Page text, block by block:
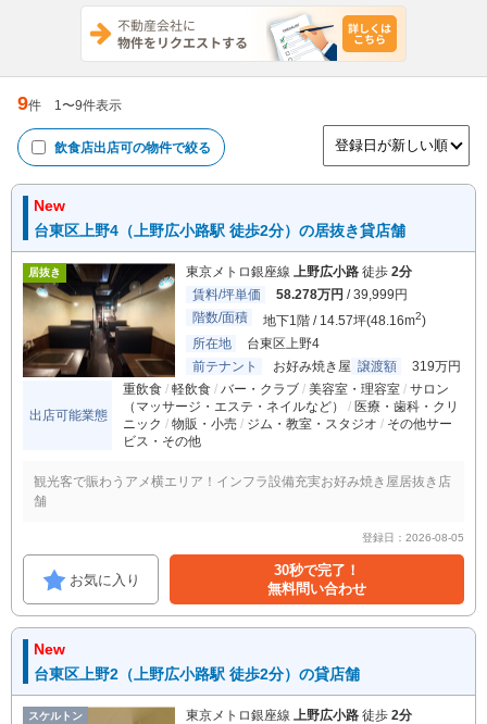
9件 1〜9件表示
飲食店出店可の物件で絞る
New
台東区上野4（上野広小路駅 徒歩2分）の居抜き貸店舗
居抜き 東京メトロ銀座線 上野広小路 徒歩 2分
賃料/坪単価
58.278万円 / 39,999円
階数/面積
地下1階 / 14.57坪(48.16m2)
所在地
台東区上野4
前テナント
お好み焼き屋 譲渡額 319万円
出店可能業態
重飲食 軽飲食 バー・クラブ 美容室・理容室
サロン
（マッサージ・エステ・ネイルなど）
医療・歯科・クリ
ニック
物販・小売 ジム・教室・スタジオ
その他サー
ビス・その他
観光客で賑わうアメ横エリア！インフラ設備充実お好み焼き屋居抜き店
舗
登録日：2026-08-05
お気に入り
30秒で完了！
無料問い合わせ
New
台東区上野2（上野広小路駅 徒歩2分）の貸店舗
スケルトン 東京メトロ銀座線 上野広小路 徒歩 2分